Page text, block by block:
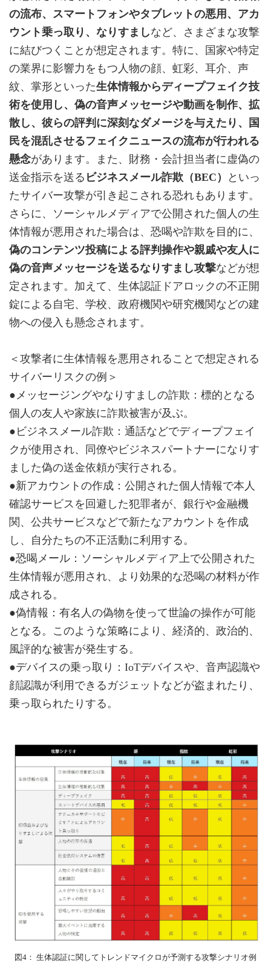
の流布、スマートフォンやタブレットの悪用、アカ
ウント乗っ取り、なりすましなど、さまざまな攻撃
に結びつくことが想定されます。特に、国家や特定
の業界に影響力をもつ人物の顔、虹彩、耳介、声
紋、掌形といった生体情報からディープフェイク技
術を使用し、偽の音声メッセージや動画を制作、拡
散し、彼らの評判に深刻なダメージを与えたり、国
民を混乱させるフェイクニュースの流布が行われる
懸念があります。また、財務・会計担当者に虚偽の
送金指示を送る ビジネスメール詐欺（BEC）
といっ
たサイバー攻撃が引き起こされる恐れもあります。
さらに、ソーシャルメディアで公開された個人の生
体情報が悪用された場合は、恐喝や詐欺を目的に、
偽のコンテンツ投稿による評判操作や親戚や友人に
偽の音声メッセージを送るなりすまし攻撃などが想
定されます。加えて、生体認証ドアロックの不正開
錠による自宅、学校、政府機関や研究機関などの建
物への侵入も懸念されます。
＜攻撃者に生体情報を悪用されることで想定される
サイバーリスクの例＞
●メッセージングやなりすましの詐欺：標的となる
個人の友人や家族に詐欺被害が及ぶ。
●ビジネスメール詐欺：通話などでディープフェイ
クが使用され、同僚やビジネスパートナーになりす
ました偽の送金依頼が実行される。
●新アカウントの作成：公開された個人情報で本人
確認サービスを回避した犯罪者が、銀行や金融機
関、公共サービスなどで新たなアカウントを作成
し、自分たちの不正活動に利用する。
●恐喝メール：ソーシャルメディア上で公開された
生体情報が悪用され、より効果的な恐喝の材料が作
成される。
●偽情報：有名人の偽物を使って世論の操作が可能
となる。このような策略により、経済的、政治的、
風評的な被害が発生する。
●デバイスの乗っ取り：IoTデバイスや、音声認識や
顔認識が利用できるガジェットなどが盗まれたり、
乗っ取られたりする。
図4： 生体認証に関してトレンドマイクロが予測する攻撃シナリオ例